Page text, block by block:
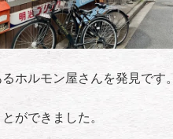
ホルモン屋さんを発見です。
ができました。